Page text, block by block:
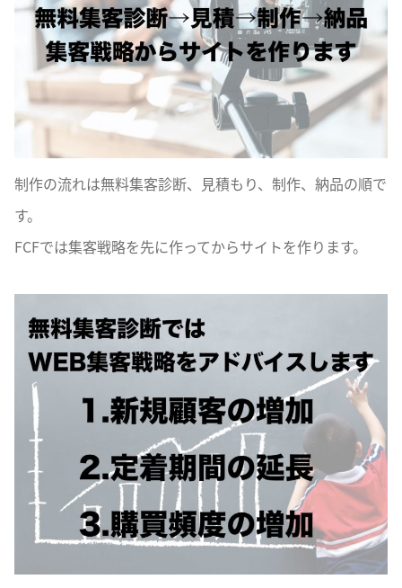
制作の流れは無料集客診断、見積もり、制作、納品の順で
す。
FCFでは集客戦略を先に作ってからサイトを作ります。